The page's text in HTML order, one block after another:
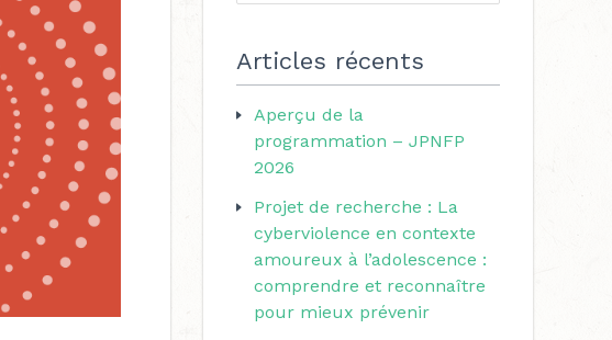
c
h
e
Articles récents
Aperçu de la
programmation – JPNFP
2026
Projet de recherche : La
cyberviolence en contexte
amoureux à l’adolescence :
comprendre et reconnaître
pour mieux prévenir
g
o
e